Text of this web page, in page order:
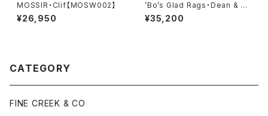
MOSSIR・Clif【MOSW002】
¥26,950
’Bo’s Glad Rags・Dean & C
ody’s Traveler’s Charm Pu
eblo Crafts Figured Sterlin
¥35,200
CATEGORY
FINE CREEK & CO